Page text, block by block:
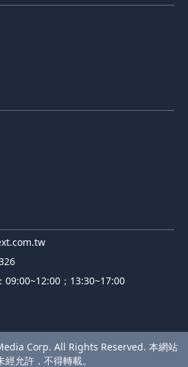
09:00~12:00；13:30~17:00
Corp. All Rights Reserved. 本網站
經允許，不得轉載。